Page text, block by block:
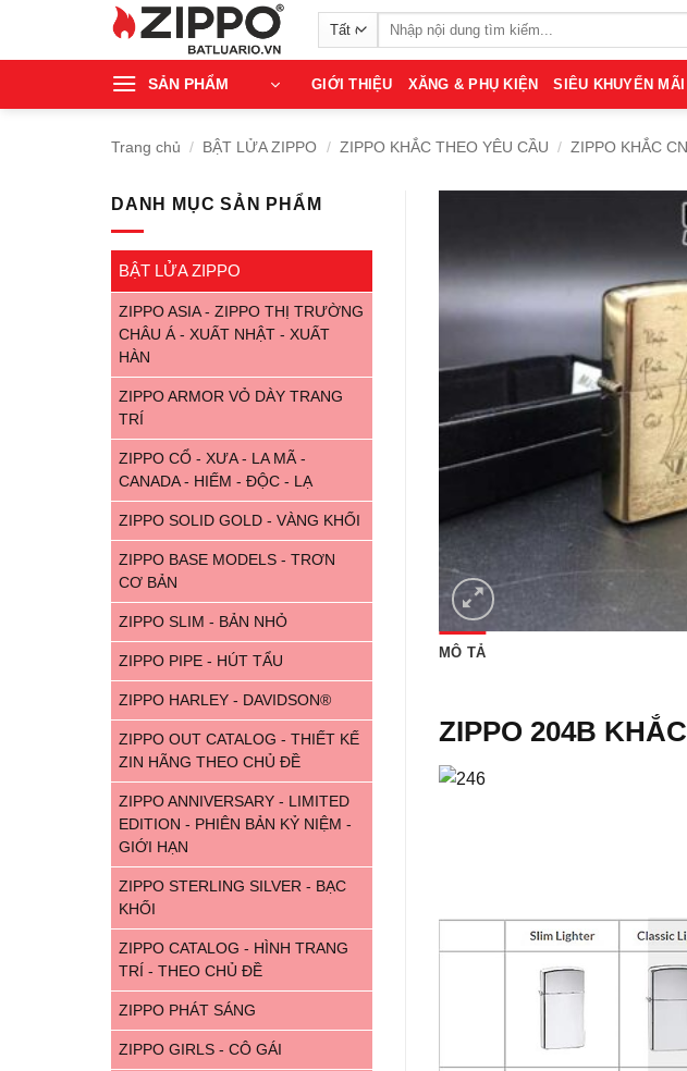
Tìm
kiếm:
SẢN PHẨM GIỚI THIỆU XĂNG & PHỤ KIỆN SIÊU KHUYẾN MÃI
Trang chủ / BẬT LỬA ZIPPO / ZIPPO KHẮC THEO YÊU CẦU / ZIPPO KHẮC
DANH MỤC SẢN PHẨM
BẬT LỬA ZIPPO
ZIPPO ASIA - ZIPPO THỊ TRƯỜNG
CHÂU Á - XUẤT NHẬT - XUẤT
HÀN
ZIPPO ARMOR VỎ DÀY TRANG
TRÍ
ZIPPO CỔ - XƯA - LA MÃ -
CANADA - HIẾM - ĐỘC - LẠ
ZIPPO SOLID GOLD - VÀNG KHỐI
ZIPPO BASE MODELS - TRƠN
CƠ BẢN
ZIPPO SLIM - BẢN NHỎ
ZIPPO PIPE - HÚT TẨU
ZIPPO HARLEY - DAVIDSON®
ZIPPO OUT CATALOG - THIẾT KẾ
ZIN HÃNG THEO CHỦ ĐỀ
ZIPPO ANNIVERSARY - LIMITED
EDITION - PHIÊN BẢN KỶ NIỆM -
GIỚI HẠN
ZIPPO STERLING SILVER - BẠC
KHỐI
ZIPPO CATALOG - HÌNH TRANG
TRÍ - THEO CHỦ ĐỀ
ZIPPO PHÁT SÁNG
ZIPPO GIRLS - CÔ GÁI
MÔ TẢ
ZIPPO 204B